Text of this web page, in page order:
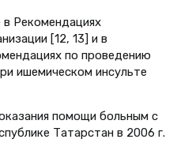
Рекомендациях
[12, 13] и в
по проведению
ишемическом инсульте
помощи больным с
Татарстан в 2006 г.